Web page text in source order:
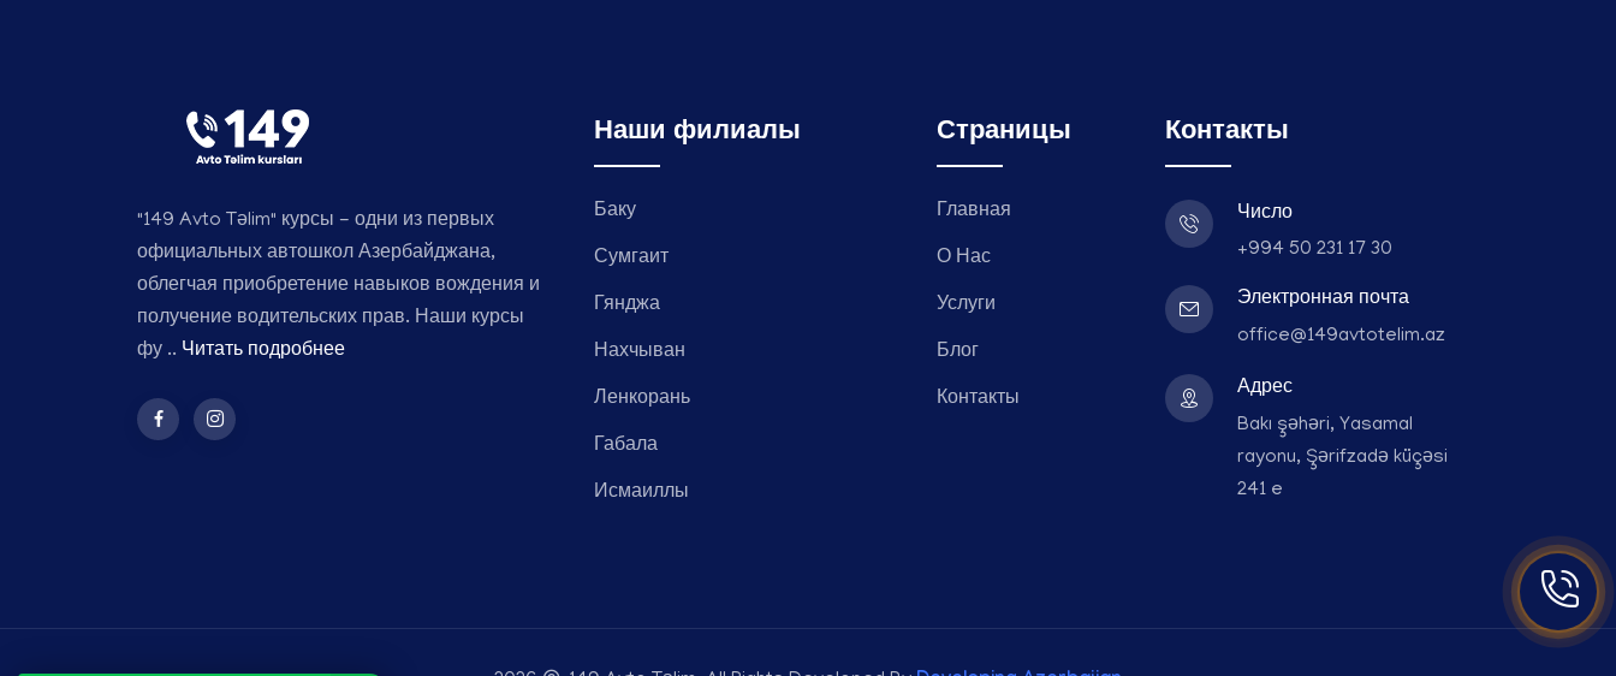
"149 Avto Təlim" курсы - одни из первых
официальных автошкол Азербайджана,
облегчая приобретение навыков вождения и
получение водительских прав. Наши курсы
фу .. Читать подробнее
Наши филиалы
Баку
Сумгаит
Гянджа
Нахчыван
Ленкорань
Габала
Исмаиллы
Страницы
Главная
О Нас
Услуги
Блог
Контакты
Контакты
Число
+994 50 231 17 30
Электронная почта
office@149avtotelim.az
Адрес
Bakı şəhəri, Yasamal
rayonu, Şərifzadə küçəsi
241 e